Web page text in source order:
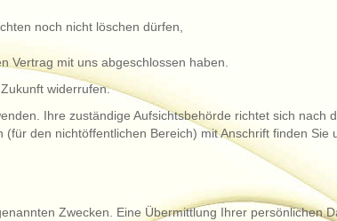
noch nicht löschen dürfen,
Vertrag mit uns abgeschlossen haben.
widerrufen.
Ihre zuständige Aufsichtsbehörde richtet sich nach
den nichtöffentlichen Bereich) mit Anschrift finden Sie
Zwecken. Eine Übermittlung Ihrer persönlichen